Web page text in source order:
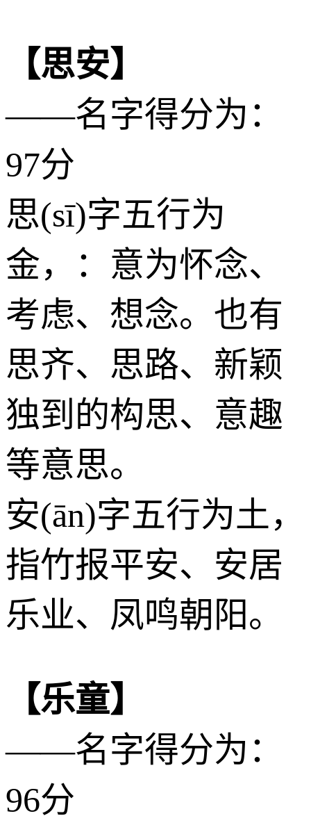
【思安】
——名字得分为：
97分
思(sī)字五行为
金，：意为怀念、
考虑、想念。也有
思齐、思路、新颖
独到的构思、意趣
等意思。
安(ān)字五行为土，
指竹报平安、安居
乐业、凤鸣朝阳。
【乐童】
——名字得分为：
96分